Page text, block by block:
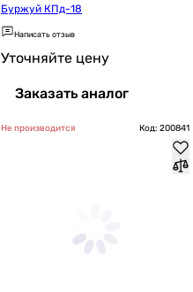
Буржуй КПд-18
Написать отзыв
Уточняйте цену
Заказать аналог
Не производится Код: 200841